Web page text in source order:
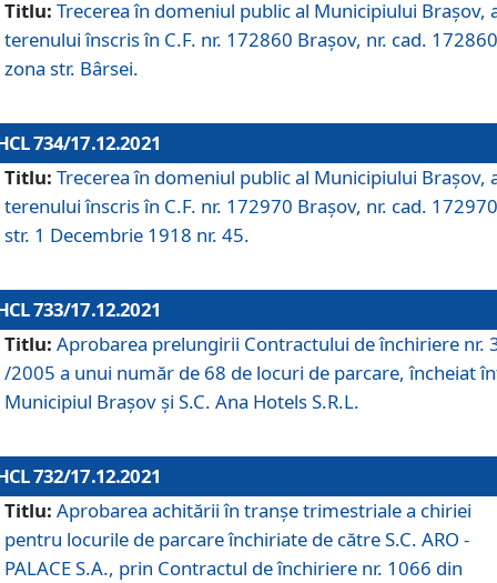
Titlu: Trecerea în domeniul public al Municipiului Braşov,
terenului înscris în C.F. nr. 172860 Brașov, nr. cad.
zona str. Bârsei.
734/17.12.2021
Titlu: Trecerea în domeniul public al Municipiului Braşov,
terenului înscris în C.F. nr. 172970 Brașov, nr. cad.
str. 1 Decembrie 1918 nr. 45.
733/17.12.2021
Titlu: Aprobarea prelungirii Contractului de închiriere nr.
/2005 a unui număr de 68 de locuri de parcare, încheiat
Municipiul Braşov şi S.C. Ana Hotels S.R.L.
732/17.12.2021
Titlu: Aprobarea achitării în tranșe trimestriale a chiriei
pentru locurile de parcare închiriate de către S.C. ARO -
PALACE S.A., prin Contractul de închiriere nr. 1066 din